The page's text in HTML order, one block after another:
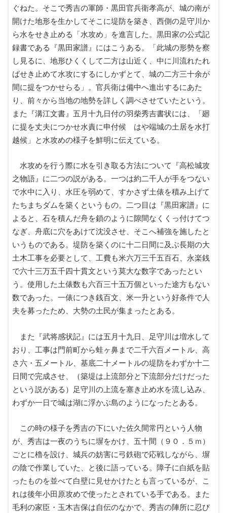
ぐねた。そこで秀吉の軍師・黒田官兵衛孝高が、城の南が
開けた地形を生かしてそこに堤防を築き、西側の足守川か
ら水をせき止める「水攻め」を進言した。黒田家の公式記
録書である『黒田家譜』にはこうある。「此城の形勢を察
し見るに、地形ひくくして二方は山近く、中に川流れたれ
ばせき止めて水攻にするにしかずとて、城の二方三十余が
間に提をつかせらる」。官兵衛は備中へ進出するにあた
り、前々から当地の地勢を詳しく調べさせていたという。
また『溝江文書』五月十九日付の羽柴秀吉書状には、「廻
に提を丈夫につかせ水責に申付候 はや端城の土居を水打
越候」と水攻めの様子を鮮明に伝えている。
水攻めを行う際に水を引き取る方法について『高松城攻
之物語』に二つの説がある。一つは約二千人が手をつない
で水中に入り、水圧を弱めて、すかさず土俵を積み上げて
たちまちダムを築くというもの。二つ目は『黒田家譜』に
よると、石を積んだ舟を鎖のように隙間なくくっ付けてつ
なぎ、舟底に穴をあけて沈没させ、そこへ補強を施したと
いうものである。堤防を築くのに十二日間に及ぶ長期の大
土木工事を必要として、工費も米六万三千五百石、永楽銭
で六十三万五千四十貫文という莫大な数字であったとい
う。使用した土俵数も六百三十五万個といった途方もない
数であった。一俵につき銭百文、米一升という好条件で人
夫を募ったため、大勢の土民が集まったとある。
また『武将感状記』には五月十九日、足守川は増水して
おり、工事は門前町から蛙ヶ鼻まで二千六百メートル、高
さ六・五メートル、基底二十メートルの堤防をわずか十二
日間で完成させ、（築堤は上流部分と下流部分だけだった
という説がある）足守川の上流を塞き止め水を流し込み、
わずか一日で城は湖に浮かぶ島のようになったとある。
この時の様子を秀吉の下にいた佐久間常円という人物
が、秀吉は一夜のうちに塀をかけ、五十間（９０．５ｍ）
ごとに櫓を設け、城兵の妨害に弓鉄砲で応戦しながら、塀
の陰で作業していた、と後に語っている。障子に白紙を貼
ったものを並べて白壁に見せかけたとも言っているが、こ
れは後年小田原攻めで使ったとされている手である。また
毛利の家臣・玉木吉保は自伝のなかで、秀吉の陣所に忍び